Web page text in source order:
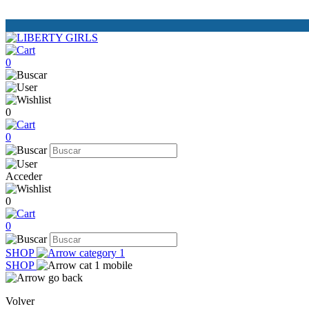
0
0
0
Acceder
0
0
SHOP
SHOP
Volver